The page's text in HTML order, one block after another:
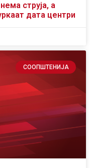
струја, а
дата центри
СООПШТЕНИЈА